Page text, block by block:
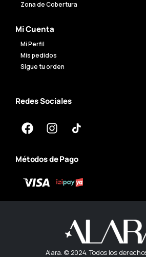
Zona de Cobertura
Mi Cuenta
Mi Perfil
Mis pedidos
Sigue tu orden
Redes Sociales
Métodos de Pago
Alara. © 2024. Todos los